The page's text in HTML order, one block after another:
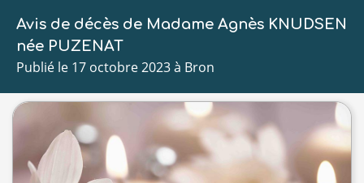
Avis de décès de Madame Agnès KNUDSEN
née PUZENAT
Publié le 17 octobre 2023 à Bron